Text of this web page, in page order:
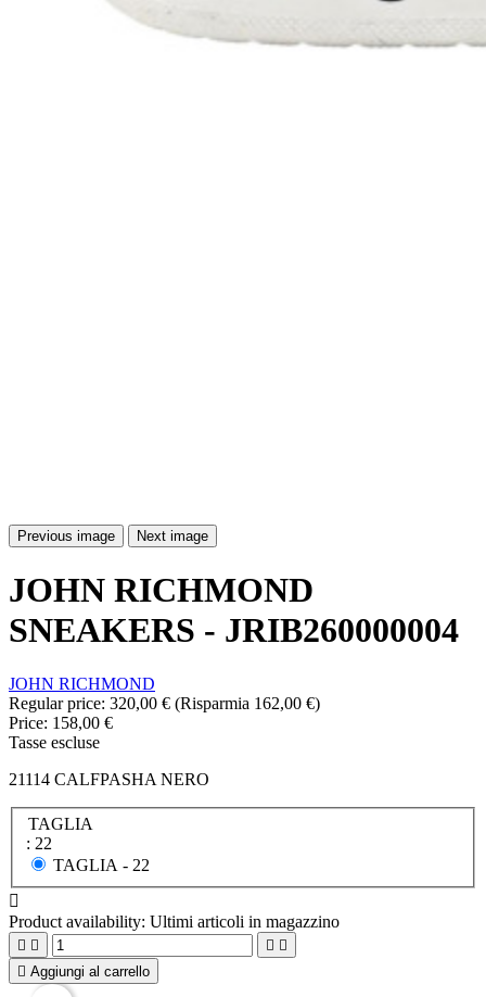
Previous image Next image
JOHN RICHMOND
SNEAKERS - JRIB260000004
JOHN RICHMOND
Regular price: 320,00 € (Risparmia 162,00 €)
Price: 158,00 €
Tasse escluse
21114 CALFPASHA NERO
TAGLIA
: 22
TAGLIA - 22

Product availability: Ultimi articoli in magazzino
   
 Aggiungi al carrello